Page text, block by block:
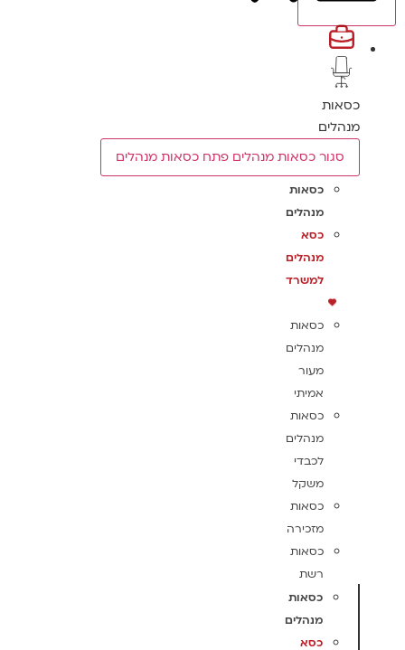
כסאות
מנהלים
סגור כסאות מנהלים פתח כסאות מנהלים
כסאות
מנהלים
כסא
מנהלים
למשרד
כסאות
מנהלים
מעור
אמיתי
כסאות
מנהלים
לכבדי
משקל
כסאות
מזכירה
כסאות
רשת
כסאות
מנהלים
כסא